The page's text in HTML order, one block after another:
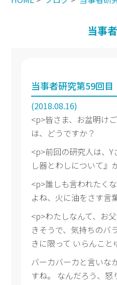
当事
当事者研究第59回目
(2018.08.16)
<p>皆さま、お盆明け
は、どうですか？
<p>前回の研究人は、
し器とわしについて』
<p>誰しも言われたく
よね、火に油をさす言
<p>わたしなんて、お
きそうで、気持ちのバ
きに限って いらんこと
バーカバーカと言いな
すね。 なんだろう、